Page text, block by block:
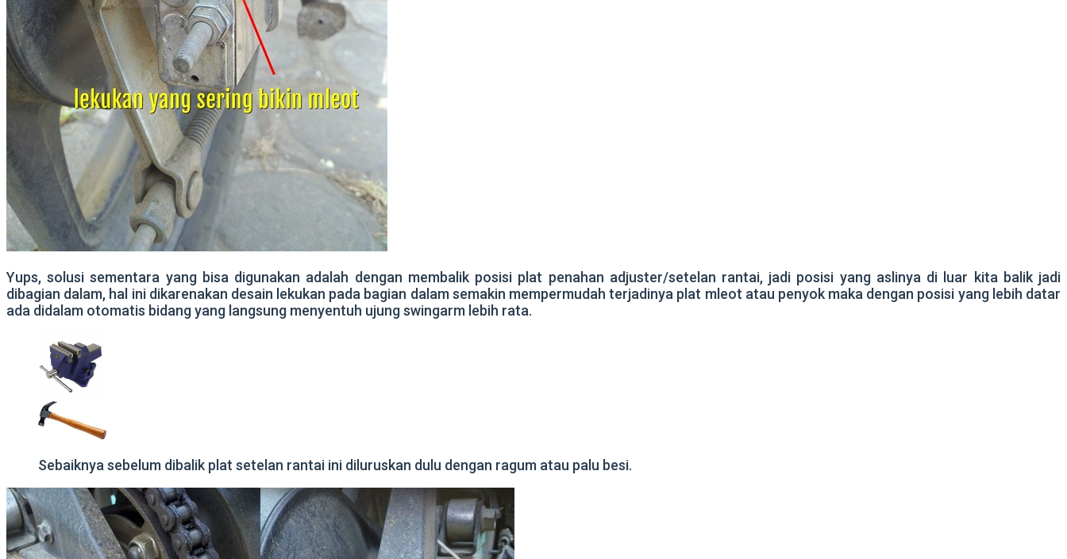
Yups, solusi sementara yang bisa digunakan adalah dengan membalik posisi plat penahan adjuster/setelan rantai, jadi posisi yang aslinya di luar kita balik jadi
dibagian dalam, hal ini dikarenakan desain lekukan pada bagian dalam semakin mempermudah terjadinya plat mleot atau penyok maka dengan posisi yang lebih datar
ada didalam otomatis bidang yang langsung menyentuh ujung swingarm lebih rata.
Sebaiknya sebelum dibalik plat setelan rantai ini diluruskan dulu dengan ragum atau palu besi.